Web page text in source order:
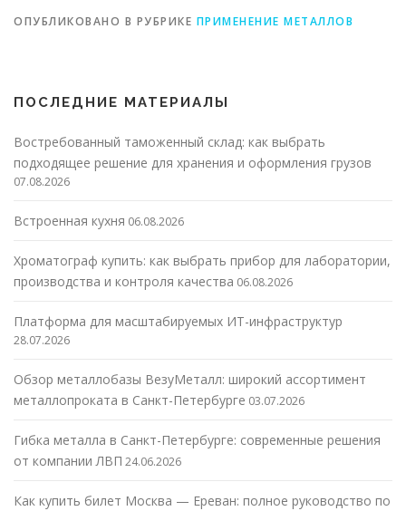
ОПУБЛИКОВАНО В РУБРИКЕ ПРИМЕНЕНИЕ МЕТАЛЛОВ
ПОСЛЕДНИЕ МАТЕРИАЛЫ
Востребованный таможенный склад: как выбрать
подходящее решение для хранения и оформления грузов
07.08.2026
Встроенная кухня 06.08.2026
Хроматограф купить: как выбрать прибор для лаборатории,
производства и контроля качества 06.08.2026
Платформа для масштабируемых ИТ-инфраструктур
28.07.2026
Обзор металлобазы ВезуМеталл: широкий ассортимент
металлопроката в Санкт-Петербурге 03.07.2026
Гибка металла в Санкт-Петербурге: современные решения
от компании ЛВП 24.06.2026
Как купить билет Москва — Ереван: полное руководство по